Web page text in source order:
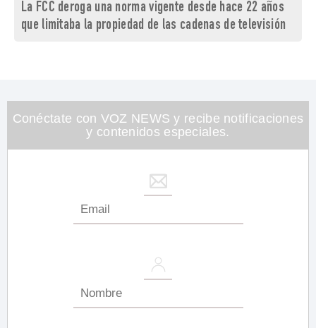
La FCC deroga una norma vigente desde hace 22 años
que limitaba la propiedad de las cadenas de televisión
Conéctate con VOZ NEWS y recibe notificaciones
y contenidos especiales.